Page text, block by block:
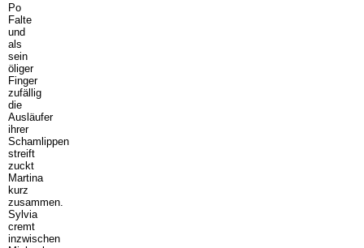
Po
Falte
und
als
sein
öliger
Finger
zufällig
die
Ausläufer
ihrer
Schamlippen
streift
zuckt
Martina
kurz
zusammen.
Sylvia
cremt
inzwischen